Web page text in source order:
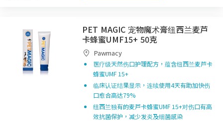
PET MAGIC 宠物魔术膏纽西兰麦芦
卡蜂蜜UMF15+ 50克
Pawmacy
医疗级天然伤口护理配方，蕴含纽西兰麦芦卡
蜂蜜UMF 15+
临床认证结果显示，连续使用4天有助加快伤
口愈合高达79%
纽西兰独有的麦芦卡蜂蜜UMF 15+对伤口有高
效抗菌保护，减少发炎及细菌感染